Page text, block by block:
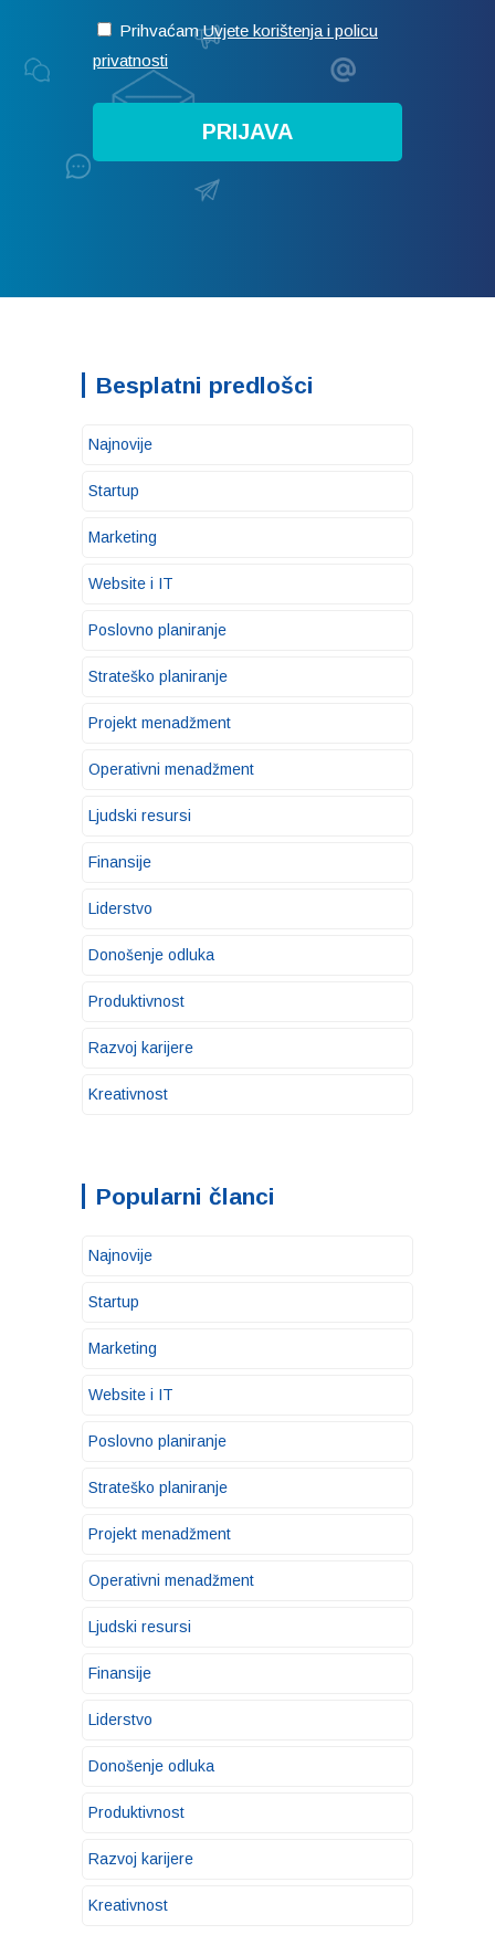
PrihvaćamUvjete korištenja i policu
privatnosti
Besplatni predlošci
Najnovije
Startup
Marketing
Website i IT
Poslovno planiranje
Strateško planiranje
Projekt menadžment
Operativni menadžment
Ljudski resursi
Finansije
Liderstvo
Donošenje odluka
Produktivnost
Razvoj karijere
Kreativnost
Popularni članci
Najnovije
Startup
Marketing
Website i IT
Poslovno planiranje
Strateško planiranje
Projekt menadžment
Operativni menadžment
Ljudski resursi
Finansije
Liderstvo
Donošenje odluka
Produktivnost
Razvoj karijere
Kreativnost